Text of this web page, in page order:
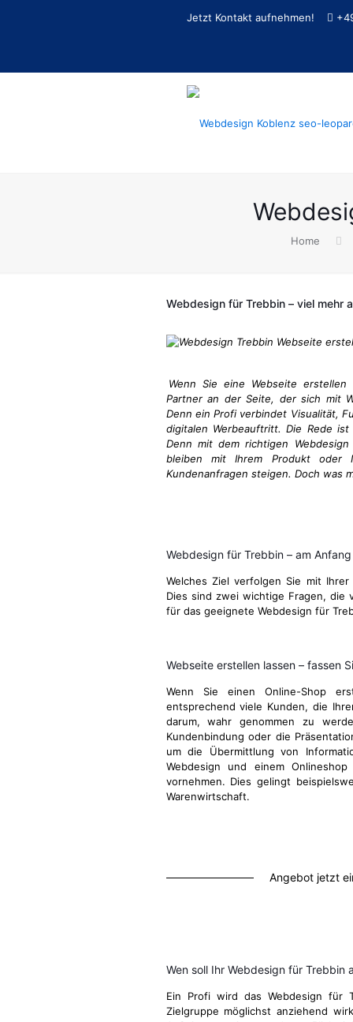
Jetzt Kontakt aufnehmen!
Home
Webdesign für Trebbin – viel mehr
Wenn Sie eine Webseite
Partner an der Seite, der sich mit
Denn ein Profi verbindet Visualität,
digitalen Werbeauftritt. Die Rede
Denn mit dem richtigen
bleiben mit Ihrem Produkt oder
Kundenanfragen steigen. Doch was
Webdesign für Trebbin – am
Welches Ziel verfolgen Sie mit
Dies sind zwei wichtige Fragen, die
für das geeignete Webdesign für
Webseite erstellen lassen – fassen
Wenn Sie einen Online-Shop
entsprechend viele Kunden, die
darum, wahr genommen zu
Kundenbindung oder die
um die Übermittlung von
Webdesign und einem
vornehmen. Dies gelingt
Warenwirtschaft.
Angebot jetzt
Wen soll Ihr Webdesign für Trebbin
Ein Profi wird das Webdesign für
Zielgruppe möglichst anziehend